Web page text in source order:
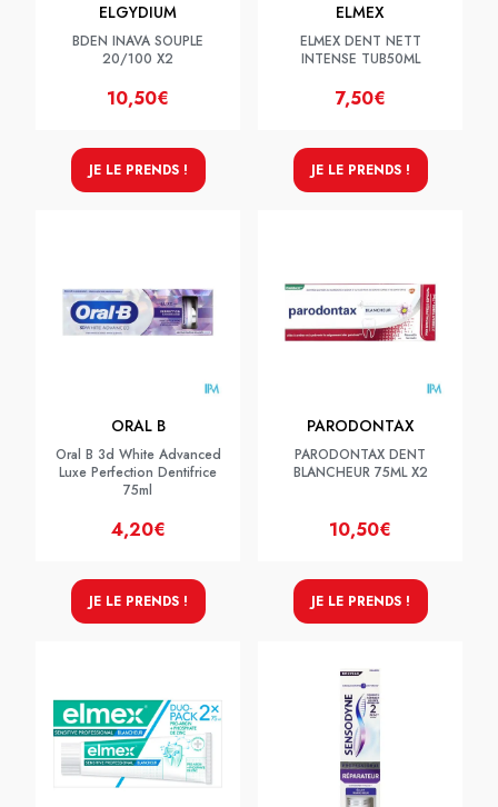
ELGYDIUM
BDEN INAVA SOUPLE
20/100 X2
10,50€
JE LE PRENDS !
ELMEX
ELMEX DENT NETT
INTENSE TUB50ML
7,50€
JE LE PRENDS !
ORAL B
Oral B 3d White Advanced
Luxe Perfection Dentifrice
75ml
4,20€
JE LE PRENDS !
PARODONTAX
PARODONTAX DENT
BLANCHEUR 75ML X2
10,50€
JE LE PRENDS !